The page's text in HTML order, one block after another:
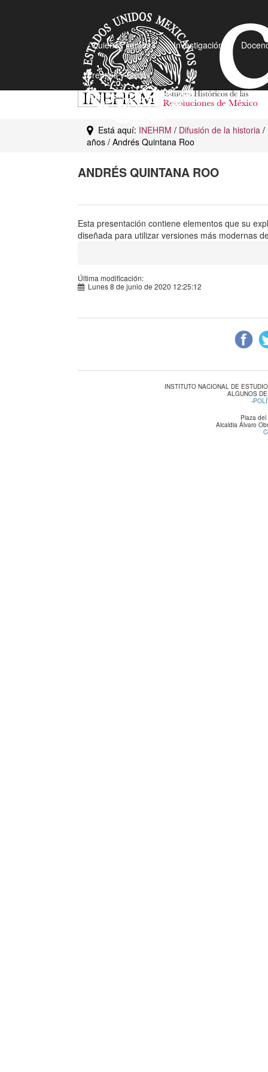
¿Quiénes somos? Investigación
Premios y Becas
Está aquí: INEHRM / Difusión de la historia /
años / Andrés Quintana Roo
ANDRÉS QUINTANA ROO
Esta presentación contiene elementos que su
diseñada para utilizar versiones más modernas
Última modificación:
Lunes 8 de junio de 2020 12:25:12
INSTITUTO NACIONAL DE
ALGUNOS
-
Plaza
Alcaldia Álvaro